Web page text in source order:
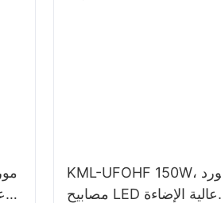
KML-UFOHF 150W، مورد
مصابيح LED عالية الإضاءة